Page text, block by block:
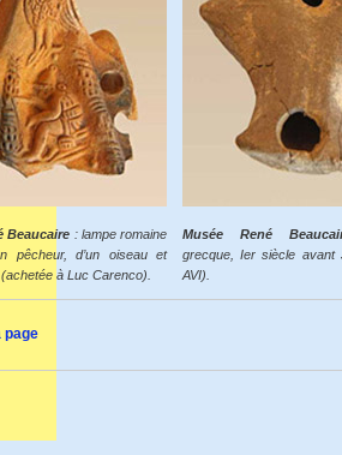
Beaucaire : lampe romaine
pêcheur, d’un oiseau et
à Luc Carenco).
Musée René
grecque, Ier siècle avant
AVI).
page